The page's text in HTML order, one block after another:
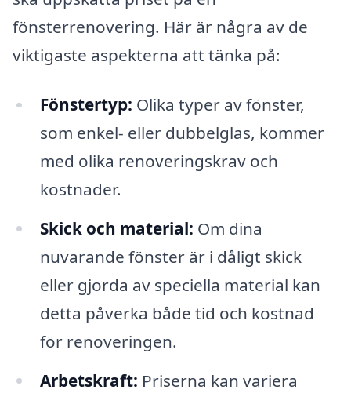
fönsterrenovering. Här är några av de
viktigaste aspekterna att tänka på:
Fönstertyp: Olika typer av fönster,
som enkel- eller dubbelglas, kommer
med olika renoveringskrav och
kostnader.
Skick och material: Om dina
nuvarande fönster är i dåligt skick
eller gjorda av speciella material kan
detta påverka både tid och kostnad
för renoveringen.
Arbetskraft: Priserna kan variera